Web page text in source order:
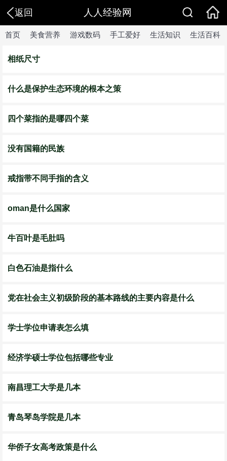
返回 人人经验网
首页 美食营养 游戏数码 手工爱好 生活知识 生活百科
相纸尺寸
什么是保护生态环境的根本之策
四个菜指的是哪四个菜
没有国籍的民族
戒指带不同手指的含义
oman是什么国家
牛百叶是毛肚吗
白色石油是指什么
党在社会主义初级阶段的基本路线的主要内容是什么
学士学位申请表怎么填
经济学硕士学位包括哪些专业
南昌理工大学是几本
青岛琴岛学院是几本
华侨子女高考政策是什么